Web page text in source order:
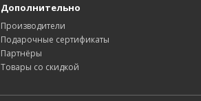
Дополнительно
Производители
Подарочные сертификаты
Партнёры
Товары со скидкой